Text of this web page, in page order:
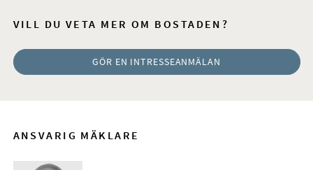
VILL DU VETA MER OM BOSTADEN?
GÖR EN INTRESSEANMÄLAN
ANSVARIG MÄKLARE